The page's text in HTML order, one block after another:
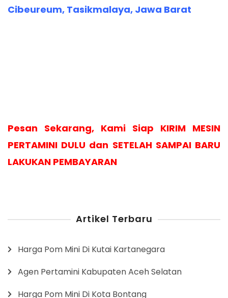
Cibeureum, Tasikmalaya, Jawa Barat
Pesan Sekarang, Kami Siap KIRIM MESIN
PERTAMINI DULU dan SETELAH SAMPAI BARU
LAKUKAN PEMBAYARAN
Artikel Terbaru
Harga Pom Mini Di Kutai Kartanegara
Agen Pertamini Kabupaten Aceh Selatan
Harga Pom Mini Di Kota Bontang